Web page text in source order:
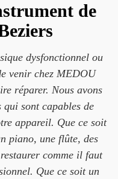
de
dysfonctionnel ou
venir chez MEDOU
réparer. Nous avons
qui sont capables de
appareil. Que ce soit
piano, une flûte, des
comme il faut
Que ce soit un